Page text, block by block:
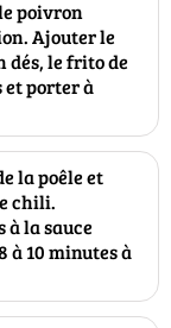
poivron
Ajouter le
dés, le frito de
et porter à
la poêle et
chili.
la sauce
à 10 minutes à